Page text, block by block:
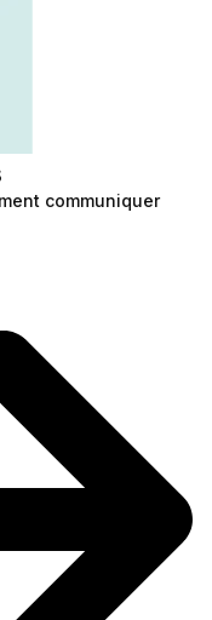
communiquer